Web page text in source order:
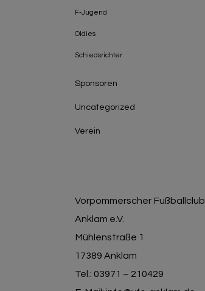
F-Jugend
Oldies
Schiedsrichter
Sponsoren
Uncategorized
Verein
Vorpommerscher Fußballclub
Anklam e.V.
Mühlenstraße 1
17389 Anklam
Tel.: 03971 – 210429